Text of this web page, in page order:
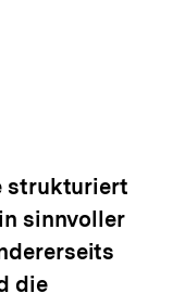
strukturiert
sinnvoller
die